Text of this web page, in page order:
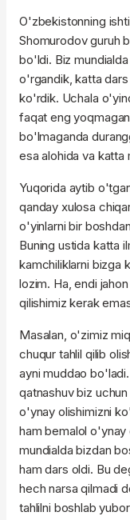
O'zbekistonning
Shomurodov guruh
bo'ldi. Biz
o'rgandik, katta
ko'rdik. Uchala
faqat eng
bo'lmaganda
esa alohida va katta
Yuqorida aytib
qanday xulosa
o'yinlarni bir
Buning ustida katta
kamchiliklarni bizga
lozim. Ha, endi
qilishimiz kerak
Masalan, o'zimiz
chuqur tahlil qilib
ayni muddao
qatnashuv biz
o'ynay olishimizni
ham bemalol o'ynay
mundialda bizdan
ham dars oldi. Bu
hech narsa qilmadi
tahlilni boshlab